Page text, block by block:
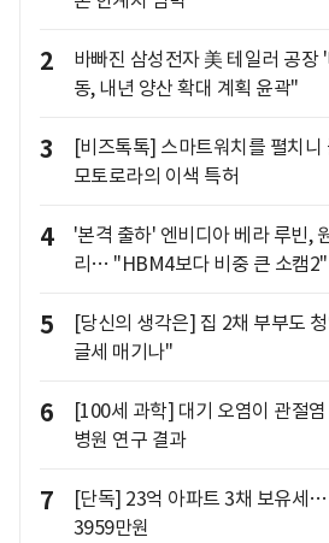
2
바빠진 삼성전자 美 테일러 공
동, 내년 양산 확대 계획 윤곽"
3
[비즈톡톡] 스마트워치를 펼치
모토로라의 이색 특허
4
'본격 출하' 엔비디아 베라 루빈,
리… "HBM4보다 비중 큰 소캠2"
5
[당신의 생각은] 집 2채 부부도
글세 매기나"
6
[100세 과학] 대기 오염이 관절
병원 연구 결과
7
[단독] 23억 아파트 3채 보유세
3959만원